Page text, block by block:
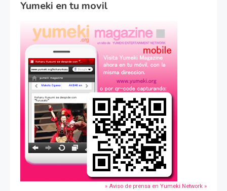
Yumeki en tu movil
» Aviso de prensa en Yumeki Network »